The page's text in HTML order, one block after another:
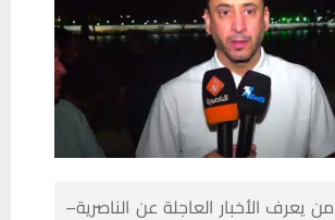
يعرف الأخبار العاجلة عن الناصرية–